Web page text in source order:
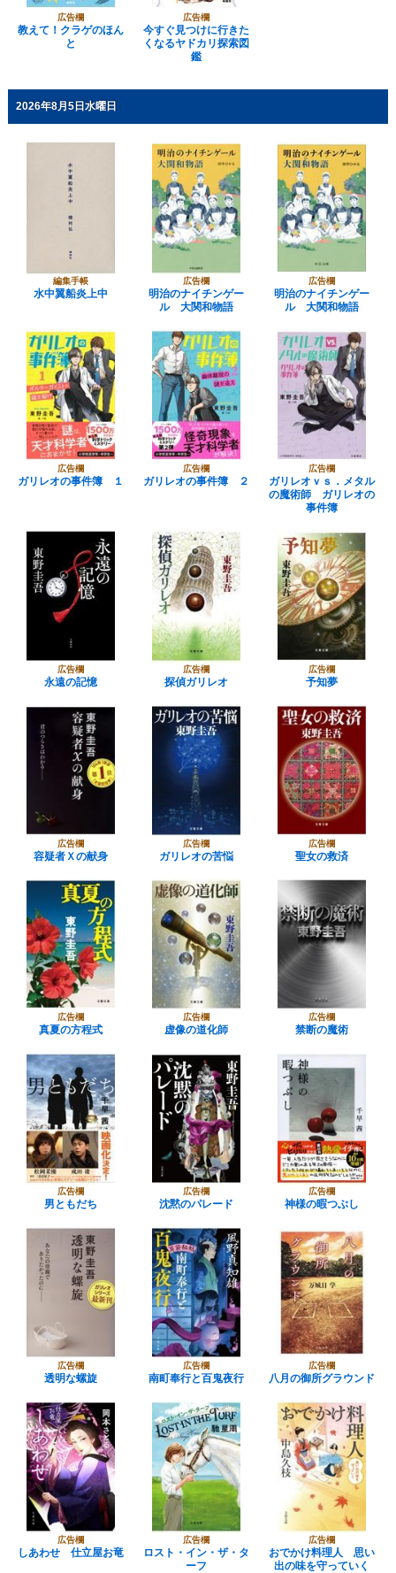
広告欄
教えて！クラゲのほん
と
広告欄
今すぐ見つけに行きた
くなるヤドカリ探索図
鑑
2026年8月5日水曜日
編集手帳
水中翼船炎上中
広告欄
明治のナイチンゲー
ル 大関和物語
広告欄
明治のナイチンゲー
ル 大関和物語
広告欄
ガリレオの事件簿 １
広告欄
ガリレオの事件簿 ２
広告欄
ガリレオｖｓ．メタル
の魔術師 ガリレオの
事件簿
広告欄
永遠の記憶
広告欄
探偵ガリレオ
広告欄
予知夢
広告欄
容疑者Ｘの献身
広告欄
ガリレオの苦悩
広告欄
聖女の救済
広告欄
真夏の方程式
広告欄
虚像の道化師
広告欄
禁断の魔術
広告欄
男ともだち
広告欄
沈黙のパレード
広告欄
神様の暇つぶし
広告欄
透明な螺旋
広告欄
南町奉行と百鬼夜行
広告欄
八月の御所グラウンド
広告欄
しあわせ 仕立屋お竜
広告欄
ロスト・イン・ザ・タ
ーフ
広告欄
おでかけ料理人 思い
出の味を守っていく